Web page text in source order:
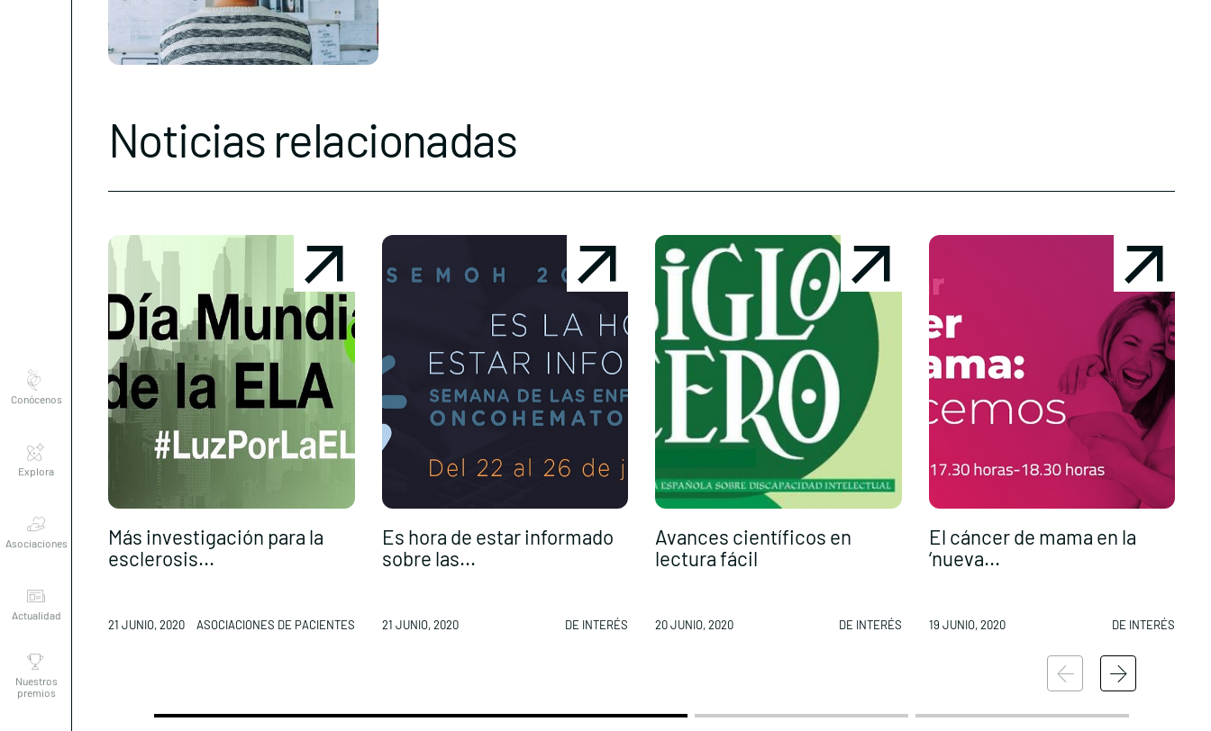
Conócenos
Explora
Asociaciones
Actualidad
Nuestros
premios
Noticias relacionadas
Más investigación para la
esclerosis...
21 JUNIO, 2020 ASOCIACIONES DE PACIENTES
Es hora de estar informado
sobre las...
21 JUNIO, 2020 DE INTERÉS
Avances científicos en
lectura fácil
20 JUNIO, 2020 DE INTERÉS
El cáncer de mama en la
‘nueva...
19 JUNIO, 2020 DE INTERÉS